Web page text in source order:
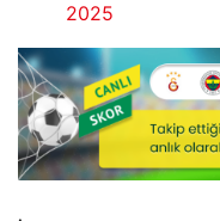
2025